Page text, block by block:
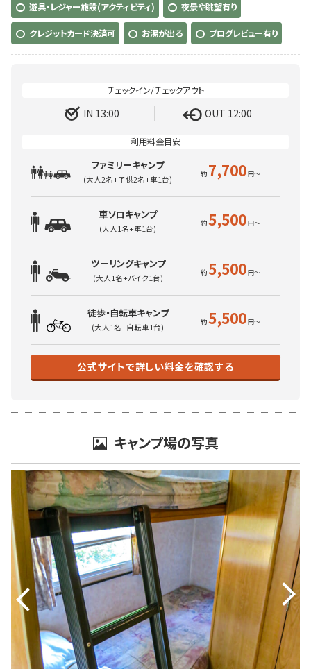
遊具・レジャー施設(アクティビティ) 夜景や眺望有り
クレジットカード決済可 お湯が出る ブログレビュー有り
IN 13:00 OUT 12:00
ファミリーキャンプ
(大人2名+子供2名+車1台) 7,700
車ソロキャンプ
(大人1名+車1台) 5,500
ツーリングキャンプ
(大人1名+バイク1台) 5,500
徒歩・自転車キャンプ
(大人1名+自転車1台) 5,500
公式サイトで詳しい料金を確認する
キャンプ場の写真